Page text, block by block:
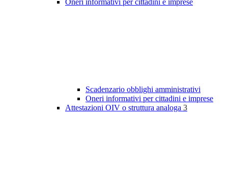
Oneri informativi per cittadini e imprese
Scadenzario obblighi amministrativi
Oneri informativi per cittadini e imprese
Attestazioni OIV o struttura analoga 3